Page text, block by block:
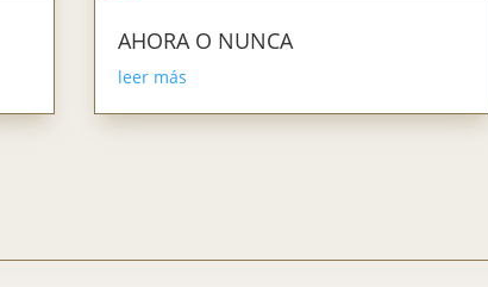
AHORA O NUNCA
leer más